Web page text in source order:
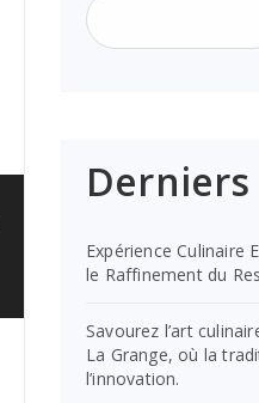
Derniers
Expérience Culinaire
le Raffinement du
Savourez l’art
La Grange, où la
l’innovation.